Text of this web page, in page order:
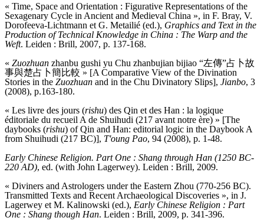
« Time, Space and Orientation : Figurative Representations of the
Sexagenary Cycle in Ancient and Medieval China », in F. Bray, V.
Dorofeeva-Lichtmann et G. Metailié (ed.), Graphics and Text in the
Production of Technical Knowledge in China : The Warp and the
Weft. Leiden : Brill, 2007, p. 137-168.
« Zuozhuan zhanbu gushi yu Chu zhanbujian bijiao “左傳”占卜故
事與楚占卜簡比較 » [A Comparative View of the Divination
Stories in the Zuozhuan and in the Chu Divinatory Slips], Jianbo, 3
(2008), p.163-180.
« Les livre des jours (rishu) des Qin et des Han : la logique
éditoriale du recueil A de Shuihudi (217 avant notre ère) » [The
daybooks (rishu) of Qin and Han: editorial logic in the Daybook A
from Shuihudi (217 BC)], T'oung Pao, 94 (2008), p. 1-48.
Early Chinese Religion. Part One : Shang through Han (1250 BC-
220 AD), ed. (with John Lagerwey). Leiden : Brill, 2009.
« Diviners and Astrologers under the Eastern Zhou (770-256 BC).
Transmitted Texts and Recent Archaeological Discoveries », in J.
Lagerwey et M. Kalinowski (ed.), Early Chinese Religion : Part
One : Shang though Han. Leiden : Brill, 2009, p. 341-396.